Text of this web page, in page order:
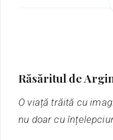
Răsăritul de
O viață trăită cu
nu doar cu